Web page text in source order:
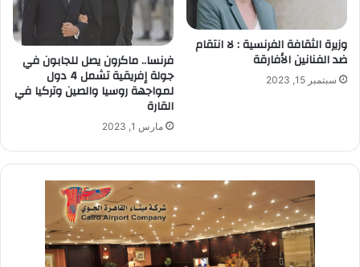
وزيرة الثقافة الفرنسية : لا انتقام
ضد الفنانين الأفارقة
سبتمبر 15, 2023
فرنسا.. ماكرون يصل للجابون في
جولة إفريقية تشمل 4 دول
لمواجهة روسيا والصين وتركيا في
القارة
مارس 1, 2023